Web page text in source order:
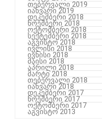
თებერვალი 2019
იანვარი 2019
დეკემბერი 2018
ნოემბერი 2018
ოქტომბერი 2018
სექტემბერი 2018
აგვისტო 2018
ივლისი 2018
ივნისი 2018
მაისი 2018
აპრილი 2018
მარტი 2018
თებერვალი 2018
იანვარი 2018
დეკემბერი 2017
ნოემბერი 2017
ოქტომბერი 2017
აგვისტო 2013